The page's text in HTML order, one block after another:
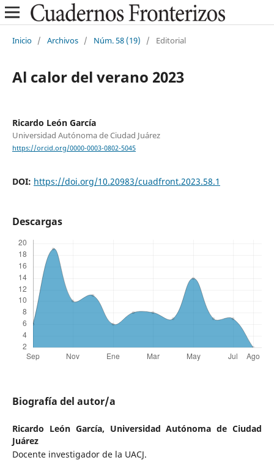
Inicio / Archivos / Núm. 58 (19) / Editorial
Al calor del verano 2023
Ricardo León García
Universidad Autónoma de Ciudad Juárez
https://orcid.org/0000-0003-0802-5045
DOI: https://doi.org/10.20983/cuadfront.2023.58.1
Descargas
Biografía del autor/a
Ricardo León García, Universidad Autónoma de Ciudad
Juárez
Docente investigador de la UACJ.